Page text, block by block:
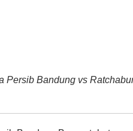
Persib Bandung vs